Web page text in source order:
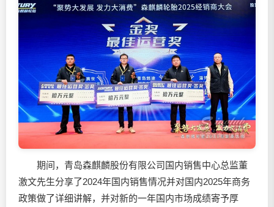
期间，青岛森麒麟股份有限公司国内销售中心总监董
激文先生分享了2024年国内销售情况并对国内2025年商务
政策做了详细讲解，并对新的一年国内市场成绩寄予厚